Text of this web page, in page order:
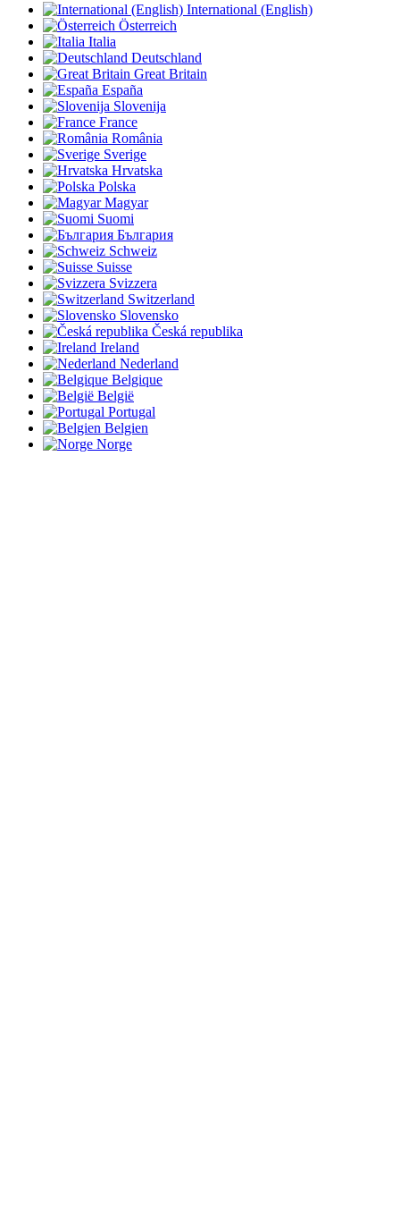
International (English)
Österreich
Italia
Deutschland
Great Britain
España
Slovenija
France
România
Sverige
Hrvatska
Polska
Magyar
Suomi
България
Schweiz
Suisse
Svizzera
Switzerland
Slovensko
Česká republika
Ireland
Nederland
Belgique
België
Portugal
Belgien
Norge